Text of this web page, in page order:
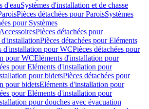
d'eauSystèmes d'installation et de chasse
Pièces détachées pour ParoisSystèmes
pour Systèmes
AccessoiresPièces détachées pour
Pièces détachées pour Eléments
d'installation pour WCPièces détachées pour
pour WCEléments d'installation pour
pour Eléments d'installation pour
pour bidetsPièces détachées pour
pour bidetsEléments d'installation pour
pour Eléments d'installation pour
pour douches avec évacuation